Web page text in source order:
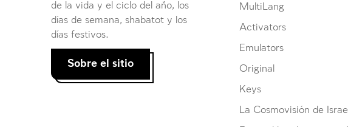
MultiLang
Activators
Emulators
Original
Keys
La Cosmovisión de Israel
de la vida y el ciclo del año, los
días de semana, shabatot y los
días festivos.
Sobre el sitio